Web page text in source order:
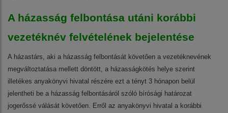
A házasság felbontása utáni korábbi
vezetéknév felvételének bejelentése
A házastárs, aki a házasság felbontását követően a vezetéknevének
megváltoztatása mellett döntött, a házasságkötés helye szerint
illetékes anyakönyvi hivatal részére ezt a tényt 3 hónapon belül
jelentheti be a házasság felbontásáról szóló bírósági határozat
jogerőssé válását követően. Erről az anyakönyvi hivatal a korábbi